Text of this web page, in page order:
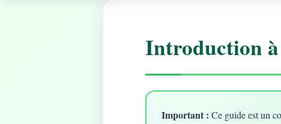
Introduction
Important : Ce guide est un